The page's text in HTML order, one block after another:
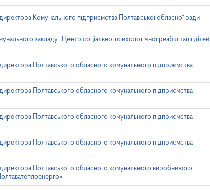
Комунального підприємства Полтавської обласної ради
закладу "Центр соціально-психологічної реабілітації дітей
Полтавського обласного комунального підприємства
Полтавського обласного комунального підприємства
Полтавського обласного комунального підприємства
Полтавського обласного комунального підприємства
Полтавського обласного комунального виробничого